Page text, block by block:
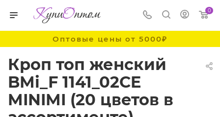
0
Оптовые цены от 5000₽
Кроп топ женский
BMi_F 1141_02CE
MINIMI (20 цветов в